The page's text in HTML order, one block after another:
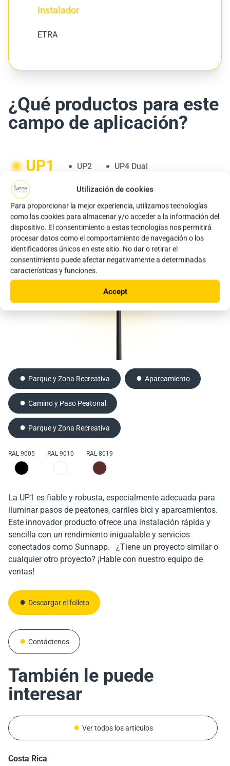
Utilización de cookies
Para proporcionar la mejor experiencia, utilizamos tecnologías
como las cookies para almacenar y/o acceder a la información del
dispositivo. El consentimiento a estas tecnologías nos permitirá
procesar datos como el comportamiento de navegación o los
identificadores únicos en este sitio. No dar o retirar el
consentimiento puede afectar negativamente a determinadas
características y funciones.
Accept
Instalador
ETRA
¿Qué productos para este
campo de aplicación?
UP1 UP2 UP4 Dual
Parque y Zona Recreativa Aparcamiento
Camino y Paso Peatonal
Parque y Zona Recreativa
RAL 9005 RAL 9010 RAL 8019
La UP1 es fiable y robusta, especialmente adecuada para
iluminar pasos de peatones, carriles bici y aparcamientos.
Este innovador producto ofrece una instalación rápida y
sencilla con un rendimiento inigualable y servicios
conectados como Sunnapp. ¿Tiene un proyecto similar o
cualquier otro proyecto? ¡Hable con nuestro equipo de
ventas!
Descargar el folleto
Contáctenos
Carretera y Calle Aparcamiento
RAL 9005 RAL 9010 RAL 8019
la iluminación de carreteras, aparcamientos e industrias
Carretera y Calle
RAL 9005 RAL 9010 RAL 8019
adecuada para la iluminación de carreteras y
aparcamientos
Contáctenos
También le puede
interesar
Ver todos los artículos
Costa Rica
Italie
Cotonou, Bénin
València, Espagne